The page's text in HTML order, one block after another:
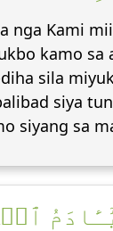
nga Kami
kamo sa
sila
siya
siyang sa